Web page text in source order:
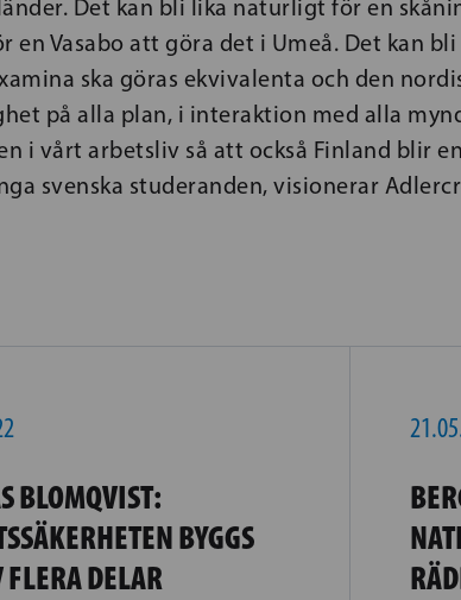
Det kan bli lika naturligt för en
en Vasabo att göra det i Umeå. Det kan
ska göras ekvivalenta och den
på alla plan, i interaktion med alla
i vårt arbetsliv så att också Finland blir
svenska studeranden, visionerar
BLOMQVIST:
BYGGS
DELAR